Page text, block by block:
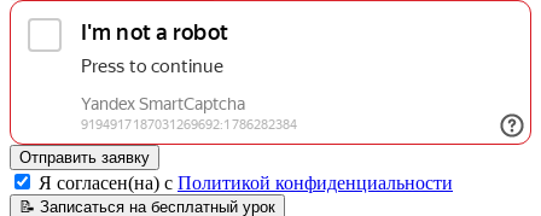
Отправить заявку
Я согласен(на) с Политикой конфиденциальности
📝 Записаться на бесплатный урок